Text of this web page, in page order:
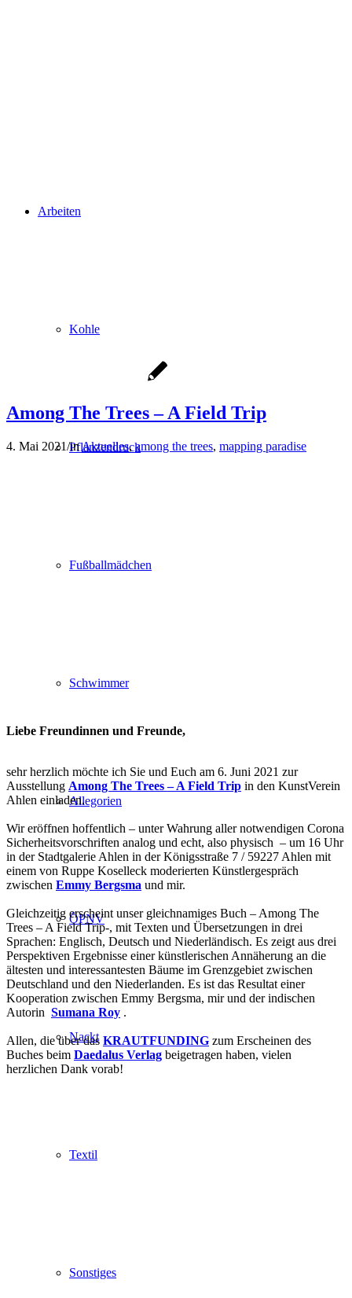
Arbeiten
Kohle
Pflanzendruck
Fußballmädchen
Schwimmer
Allegorien
ÖPNV
Nackt
Textil
Sonstiges
Among The Trees – A Field Trip
4. Mai 2021/inAktuelles,among the trees, mapping paradise
Liebe Freundinnen und Freunde,
sehr herzlich möchte ich Sie und Euch am 6. Juni 2021 zur
Ausstellung Among The Trees – A Field Trip in den KunstVerein
Ahlen einladen.
Wir eröffnen hoffentlich – unter Wahrung aller notwendigen Corona
Sicherheitsvorschriften analog und echt, also physisch – um 16 Uhr
in der Stadtgalerie Ahlen in der Königsstraße 7 / 59227 Ahlen mit
einem von Ruppe Koselleck moderierten Künstlergespräch
zwischen Emmy Bergsma und mir.
Gleichzeitig erscheint unser gleichnamiges Buch – Among The
Trees – A Field Trip-, mit Texten und Übersetzungen in drei
Sprachen: Englisch, Deutsch und Niederländisch. Es zeigt aus drei
Perspektiven Ergebnisse einer künstlerischen Annäherung an die
ältesten und interessantesten Bäume im Grenzgebiet zwischen
Deutschland und den Niederlanden. Es ist das Resultat einer
Kooperation zwischen Emmy Bergsma, mir und der indischen
Autorin Sumana Roy .
Allen, die über das KRAUTFUNDING zum Erscheinen des
Buches beim Daedalus Verlag beigetragen haben, vielen
herzlichen Dank vorab!